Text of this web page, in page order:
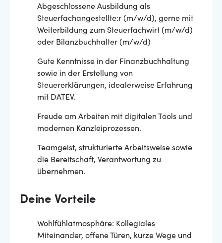
Abgeschlossene Ausbildung als
Steuerfachangestellte:r (m/w/d), gerne mit
Weiterbildung zum Steuerfachwirt (m/w/d)
oder Bilanzbuchhalter (m/w/d)
Gute Kenntnisse in der Finanzbuchhaltung
sowie in der Erstellung von
Steuererklärungen, idealerweise Erfahrung
mit DATEV.
Freude am Arbeiten mit digitalen Tools und
modernen Kanzleiprozessen.
Teamgeist, strukturierte Arbeitsweise sowie
die Bereitschaft, Verantwortung zu
übernehmen.
Deine Vorteile
Wohlfühlatmosphäre: Kollegiales
Miteinander, offene Türen, kurze Wege und